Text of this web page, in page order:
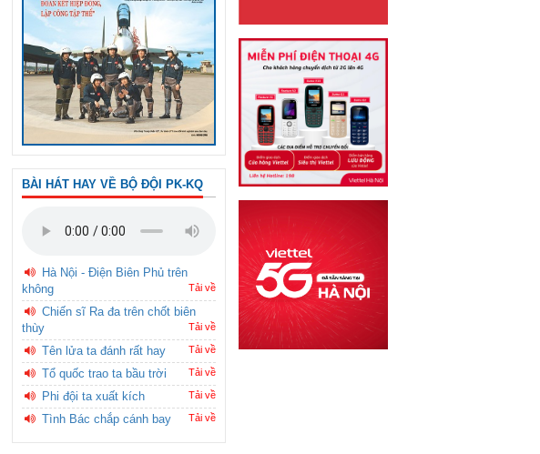
BÀI HÁT HAY VỀ BỘ ĐỘI PK-KQ
Hà Nội - Điện Biên Phủ trên
không
Tải về
Chiến sĩ Ra đa trên chốt biên
thùy
Tải về
Tên lửa ta đánh rất hay Tải về
Tổ quốc trao ta bầu trời Tải về
Phi đội ta xuất kích Tải về
Tình Bác chắp cánh bay Tải về